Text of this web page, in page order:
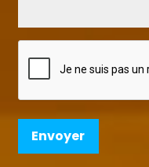
CAPTCHA